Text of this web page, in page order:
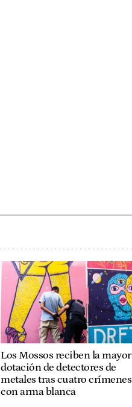
Los Mossos reciben la mayor
dotación de detectores de
metales tras cuatro crímenes
con arma blanca